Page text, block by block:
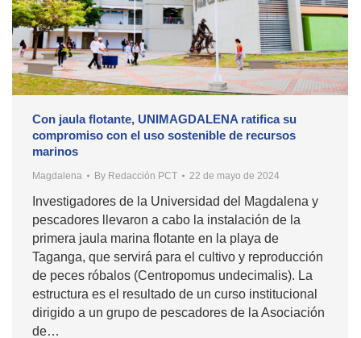
Con jaula flotante, UNIMAGDALENA ratifica su
compromiso con el uso sostenible de recursos
marinos
Magdalena By Redacción PCT 22 de mayo de 2024
Investigadores de la Universidad del Magdalena y
pescadores llevaron a cabo la instalación de la
primera jaula marina flotante en la playa de
Taganga, que servirá para el cultivo y reproducción
de peces róbalos (Centropomus undecimalis). La
estructura es el resultado de un curso institucional
dirigido a un grupo de pescadores de la Asociación
de…